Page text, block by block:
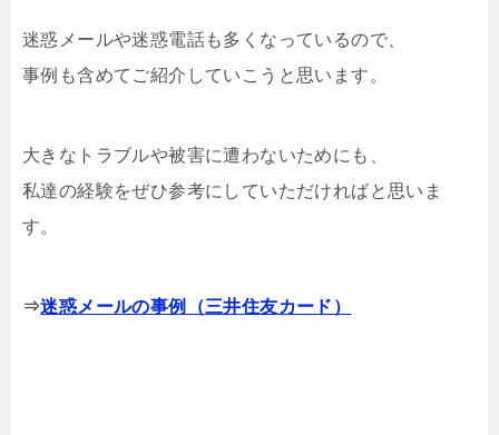
迷惑メールや迷惑電話も多くなっているので、
事例も含めてご紹介していこうと思います。
大きなトラブルや被害に遭わないためにも、
私達の経験をぜひ参考にしていただければと思いま
す。
⇒迷惑メールの事例（三井住友カード）